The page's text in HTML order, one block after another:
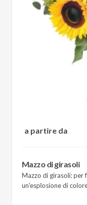
a partire da
Mazzo di girasoli
Mazzo di girasoli: per
un'esplosione di